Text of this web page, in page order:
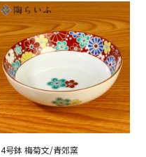
4号鉢 梅菊文/青郊窯